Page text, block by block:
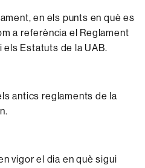
en els punts en què es
a referència el Reglament
els Estatuts de la UAB.
antics reglaments de la
vigor el dia enquè sigui